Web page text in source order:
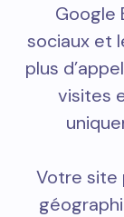
Google
sociaux et
plus
visites
Votre site